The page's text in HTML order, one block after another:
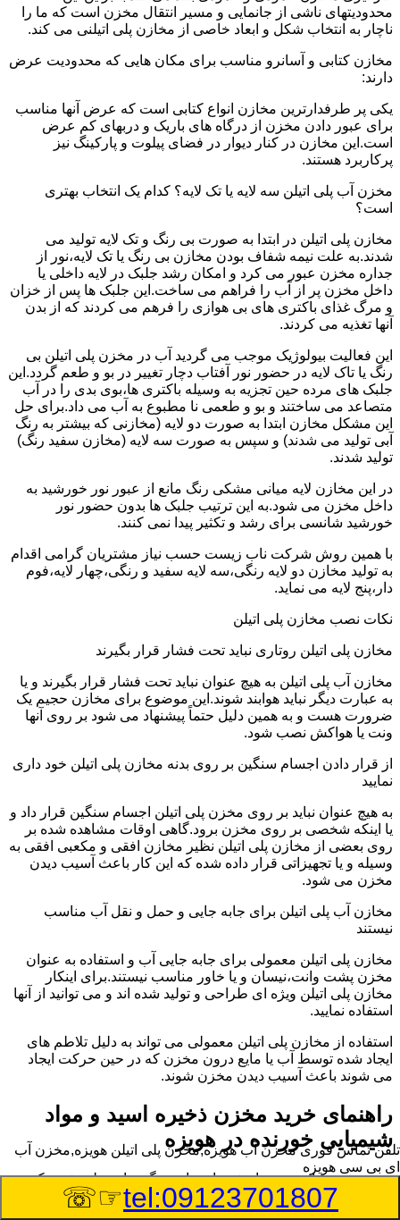
محدودیتهای ناشی از جانمایی و مسیر انتقال مخزن است که ما را
ناچار به انتخاب شکل و ابعاد خاصی از مخازن پلی اتیلنی می کند.
مخازن کتابی و آسانرو مناسب برای مکان هایی که محدودیت عرض
دارند:
یکی پر طرفدارترین مخازن انواع کتابی است که عرض آنها مناسب
برای عبور دادن مخزن از درگاه های باریک و دربهای کم عرض
است.این مخازن در کنار دیوار در فضای پیلوت و پارکینگ نیز
پرکاربرد هستند.
مخزن آب پلی اتیلن سه لایه یا تک لایه؟ کدام یک انتخاب بهتری
است؟
مخازن پلی اتیلن در ابتدا به صورت بی رنگ و تک لایه تولید می
شدند.به علت نیمه شفاف بودن مخازن بی رنگ یا تک لایه،نور از
جداره مخزن عبور می کرد و امکان رشد جلبک در لایه داخلی یا
داخل مخزن پر از آب را فراهم می ساخت.این جلبک ها پس از خزان
و مرگ غذای باکتری های بی هوازی را فرهم می کردند که از بدن
آنها تغذیه می کردند.
این فعالیت بیولوژیک موجب می گردید آب در مخزن پلی اتیلن بی
رنگ یا تاک لایه در حضور نور آفتاب دچار تغییر در بو و طعم گردد.این
جلبک های مرده حین تجزیه به وسیله باکتری ها،بوی بدی را در آب
متصاعد می ساختند و بو و طعمی نا مطبوع به آب می داد.برای حل
این مشکل مخازن ابتدا به صورت دو لایه (مخازنی که بیشتر به رنگ
آبی تولید می شدند) و سپس به صورت سه لایه (مخازن سفید رنگ)
تولید شدند.
در این مخازن لایه میانی مشکی رنگ مانع از عبور نور خورشید به
داخل مخزن می شود.به این ترتیب جلبک ها بدون حضور نور
خورشید شانسی برای رشد و تکثیر پیدا نمی کنند.
با همین روش شرکت ناب زیست حسب نیاز مشتریان گرامی اقدام
به تولید مخازن دو لایه رنگی،سه لایه سفید و رنگی،چهار لایه،فوم
دار،پنج لایه می نماید.
نکات نصب مخازن پلی اتیلن
مخازن پلی اتیلن روتاری نباید تحت فشار قرار بگیرند
مخازن آب پلی اتیلن به هیچ عنوان نباید تحت فشار قرار بگیرند و یا
به عبارت دیگر نباید هوابند شوند.این موضوع برای مخازن حجیم یک
ضرورت هست و به همین دلیل حتماً پیشنهاد می شود بر روی آنها
ونت یا هواکش نصب شود.
از قرار دادن اجسام سنگین بر روی بدنه مخازن پلی اتیلن خود داری
نمایید
به هیچ عنوان نباید بر روی مخزن پلی اتیلن اجسام سنگین قرار داد و
یا اینکه شخصی بر روی مخزن برود.گاهی اوقات مشاهده شده بر
روی بعضی از مخازن پلی اتیلن نظیر مخازن افقی و مکعبی افقی به
وسیله و یا تجهیزاتی قرار داده شده که این کار باعث آسیب دیدن
مخزن می شود.
مخازن آب پلی اتیلن برای جابه جایی و حمل و نقل آب مناسب
نیستند
مخازن پلی اتیلن معمولی برای جابه جایی آب و استفاده به عنوان
مخزن پشت وانت،نیسان و یا خاور مناسب نیستند.برای اینکار
مخازن پلی اتیلن ویژه ای طراحی و تولید شده اند و می توانید از آنها
استفاده نمایید.
استفاده از مخازن پلی اتیلن معمولی می تواند به دلیل تلاطم های
ایجاد شده توسط آب یا مایع درون مخزن که در حین حرکت ایجاد
می شوند باعث آسیب دیدن مخزن شوند.
راهنمای خرید مخزن ذخیره اسید و مواد
شیمیایی خورنده در هویزه
مخزن ذخیره اسید و مواد شیمیایی باید به گونه ای تولید شوند که
بتوانند در برابر چگالی نسبتا بالا و خورندگی انواع اسیدها مقاومت
کافی داشته باشند.به همین دلیل نمی توان در هر مخزنی اسید و مواد
تلفن تماس فوریمخزن آب هویزه,مخزن پلی اتیلن هویزه,مخزن آب
ای بی سی هویزه
tel:09123701807
☞☏